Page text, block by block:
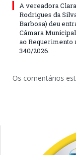
A vereadora
Rodrigues da
Barbosa) deu
Câmara
ao Requerimento
340/2026.
Os comentários